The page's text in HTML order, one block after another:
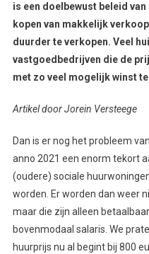
is een doelbewust beleid
kopen van makkelijk
duurder te verkopen. Veel
vastgoedbedrijven die de
met zo veel mogelijk winst
Artikel door Jorein Versteege
Dan is er nog het probleem
anno 2021 een enorm tekort
(oudere) sociale
worden. Er worden dan weer
maar die zijn alleen
bovenmodaal salaris. We
huurprijs nu al begint bij 800